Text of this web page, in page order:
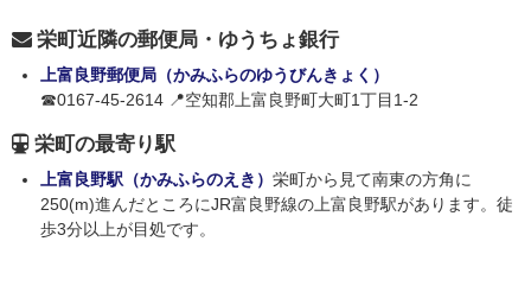
栄町近隣の郵便局・ゆうちょ銀行
上富良野郵便局（かみふらのゆうびんきょく）
☎0167-45-2614 📍空知郡上富良野町大町1丁目1-2
栄町の最寄り駅
上富良野駅（かみふらのえき） 栄町から見て南東の方角に
250(m)進んだところにJR富良野線の上富良野駅があります。徒
歩3分以上が目処です。